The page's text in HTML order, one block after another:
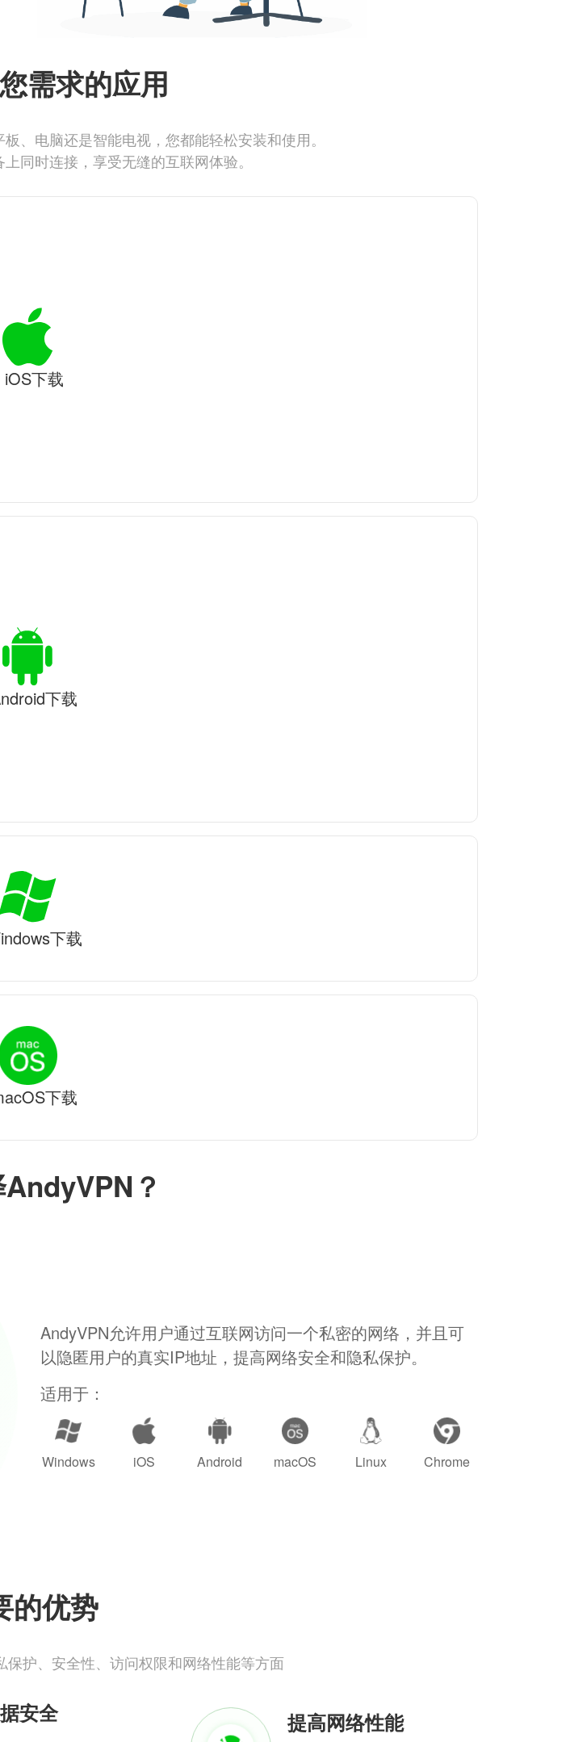
？
AndyVPN允许用户通过互联网访问一个私密的网络，并且可
以隐匿用户的真实IP地址，提高网络安全和隐私保护。
适用于：
Windows iOS Android macOS Linux Chrome
的优势
护、安全性、访问权限和网络性能等方面
安全 提高网络性能
需求的应用
、电脑还是智能电视，您都能轻松安装和使用。
同时连接，享受无缝的互联网体验。
iOS下载
下载
下载
下载